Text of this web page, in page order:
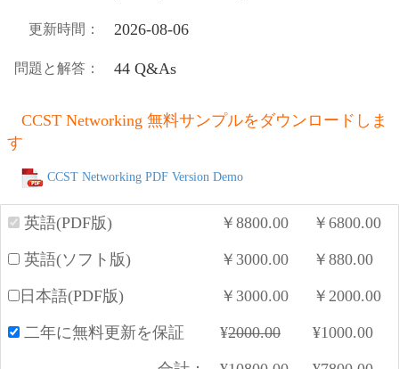
更新時間： 2026-08-06
問題と解答： 44 Q&As
CCST Networking 無料サンプルをダウンロードしま
す
CCST Networking PDF Version Demo
英語(PDF版) ￥ 8800.00 ￥ 6800.00
英語(ソフト版) ￥ 3000.00 ￥ 880.00
日本語(PDF版) ￥ 3000.00 ￥ 2000.00
二年に無料更新を保証 ¥2000.00 ¥1000.00